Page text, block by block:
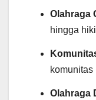
Olahraga
hingga
Olahraga